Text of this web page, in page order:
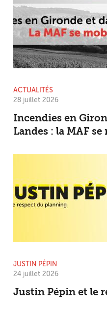
ACTUALITÉS
28 juillet 2026
Incendies en
Landes : la MAF
JUSTIN PÉPIN
24 juillet 2026
Justin Pépin et le